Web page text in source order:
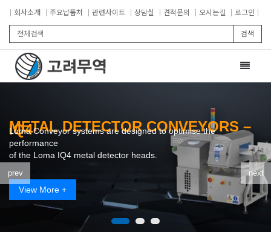
회사소개 주요납품처 관련사이트 상담실 견적문의 오시는길 로그인
검색
Toggle
METAL DETECTOR CONVEYORS –
IQ4
Loma Conveyor systems are designed to optimise the
performance
of the Loma IQ4 metal detector heads.
View More +
prev next